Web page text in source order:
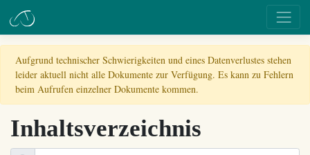
Aufgrund technischer Schwierigkeiten und eines Datenverlustes stehen
leider aktuell nicht alle Dokumente zur Verfügung. Es kann zu Fehlern
beim Aufrufen einzelner Dokumente kommen.
Inhaltsverzeichnis